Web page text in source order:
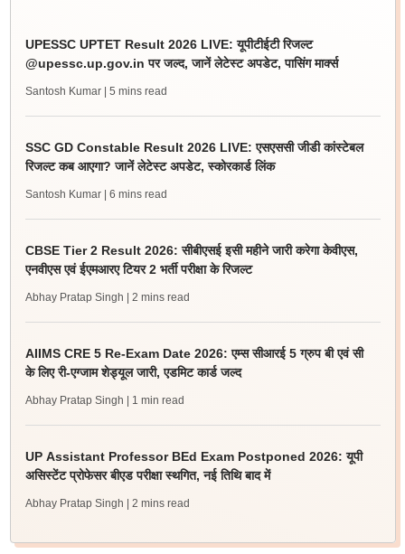
UPESSC UPTET Result 2026 LIVE: यूपीटीईटी रिजल्ट
@upessc.up.gov.in पर जल्द, जानें लेटेस्ट अपडेट, पासिंग मार्क्स
Santosh Kumar | 5 mins read
SSC GD Constable Result 2026 LIVE: एसएससी जीडी कांस्टेबल
रिजल्ट कब आएगा? जानें लेटेस्ट अपडेट, स्कोरकार्ड लिंक
Santosh Kumar | 6 mins read
CBSE Tier 2 Result 2026: सीबीएसई इसी महीने जारी करेगा केवीएस,
एनवीएस एवं ईएमआरए टियर 2 भर्ती परीक्षा के रिजल्ट
Abhay Pratap Singh | 2 mins read
AIIMS CRE 5 Re-Exam Date 2026: एम्स सीआरई 5 ग्रुप बी एवं सी
के लिए री-एग्जाम शेड्यूल जारी, एडमिट कार्ड जल्द
Abhay Pratap Singh | 1 min read
UP Assistant Professor BEd Exam Postponed 2026: यूपी
असिस्टेंट प्रोफेसर बीएड परीक्षा स्थगित, नई तिथि बाद में
Abhay Pratap Singh | 2 mins read